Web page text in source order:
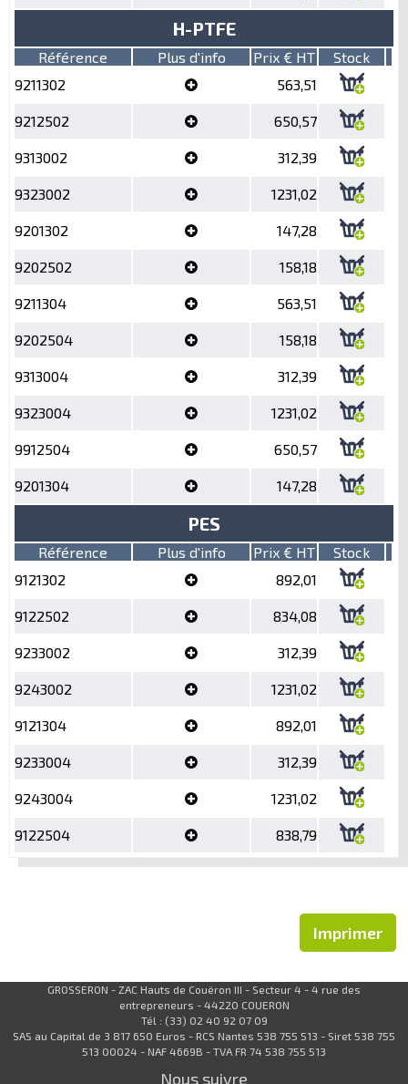
H-PTFE
Référence Plus d'info Prix € HT
Stock
9211302
563,51
9212502 650,57
9313002 312,39
9323002 1231,02
9201302 147,28
9202502 158,18
9211304 563,51
9202504 158,18
9313004 312,39
9323004 1231,02
9912504 650,57
9201304 147,28
PES
Référence Plus d'info Prix € HT
Stock
9121302
892,01
9122502 834,08
9233002 312,39
9243002 1231,02
9121304 892,01
9233004 312,39
9243004 1231,02
9122504 838,79
Imprimer
GROSSERON - ZAC Hauts de Couëron III - Secteur 4 - 4 rue des
entrepreneurs - 44220 COUERON
Tél : (33) 02 40 92 07 09
SAS au Capital de 3 817 650 Euros - RCS Nantes 538 755 513 - Siret 538 755
513 00024 - NAF 4669B - TVA FR 74 538 755 513
Nous suivre